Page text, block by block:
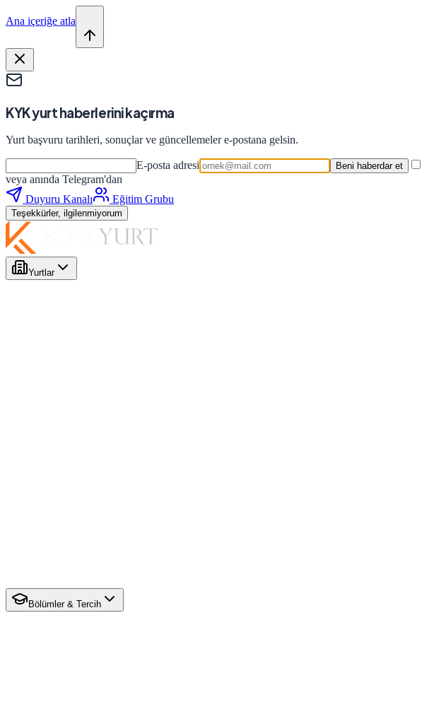
Ana içeriğe atla
KYK yurt haberlerini kaçırma
Yurt başvuru tarihleri, sonuçlar ve güncellemeler e-postana gelsin.
E-posta adresi Beni haberdar et
veya anında Telegram'dan
Duyuru Kanalı
Eğitim Grubu
Teşekkürler, ilgilenmiyorum
Yurtlar
Bölümler & Tercih